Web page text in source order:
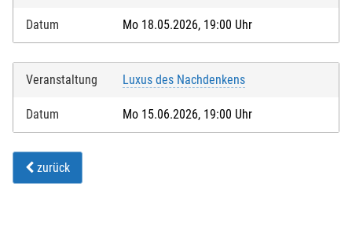
Datum Mo 18.05.2026, 19:00 Uhr
Veranstaltung Luxus des Nachdenkens
Datum Mo 15.06.2026, 19:00 Uhr
zurück